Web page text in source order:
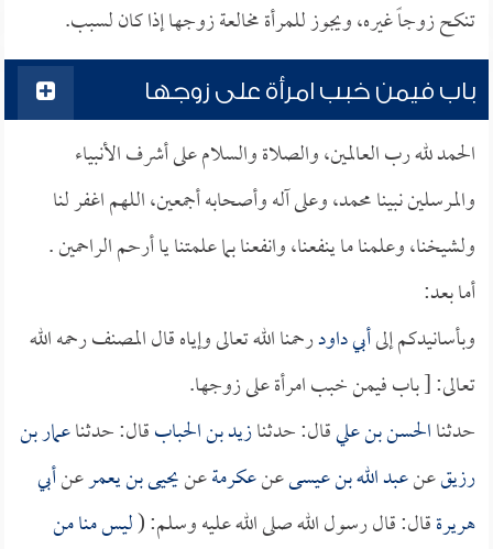
تنكح زوجاً غيره، ويجوز للمرأة مخالعة زوجها إذا كان لسبب.
باب فيمن خبب امرأة على زوجها
الحمد لله رب العالمين، والصلاة والسلام على أشرف الأنبياء
والمرسلين نبينا محمد، وعلى آله وأصحابه أجمعين، اللهم اغفر لنا
ولشيخنا، وعلمنا ما ينفعنا، وانفعنا بما علمتنا يا أرحم الراحمين .
أما بعد:
وبأسانيدكم إلىأبي داودرحمنا الله تعالى وإياه قال المصنف رحمه الله
تعالى: [ باب فيمن خبب امرأة على زوجها.
حدثناالحسن بن عليقال: حدثنازيد بن الحبابقال: حدثناعمار بن
رزيقعنعبد الله بن عيسىعنعكرمةعنيحيى بن يعمرعنأبي
هريرةقال: قال رسول الله صلى الله عليه وسلم: (ليس منا من